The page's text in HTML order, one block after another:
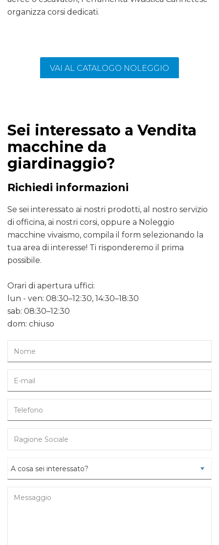
organizza corsi dedicati.
VAI AL CATALOGO NOLEGGIO
Sei interessato a Vendita
macchine da
giardinaggio?
Richiedi informazioni
Se sei interessato ai nostri prodotti, al nostro servizio
di officina, ai nostri corsi, oppure a Noleggio
macchine vivaismo, compila il form selezionando la
tua area di interesse! Ti risponderemo il prima
possibile.
Orari di apertura uffici:
lun - ven: 08:30–12:30, 14:30–18:30
sab: 08:30–12:30
dom: chiuso